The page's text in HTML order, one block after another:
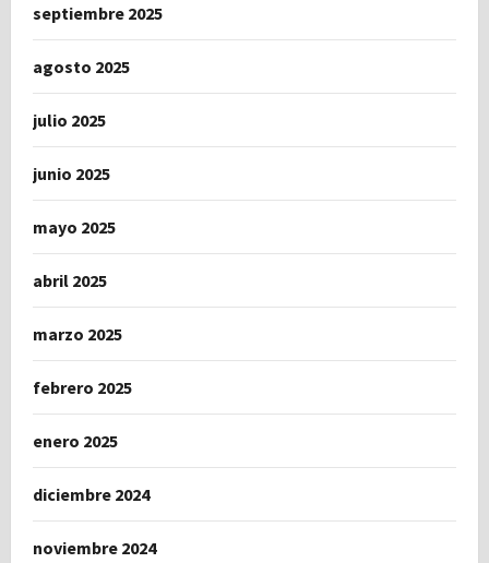
septiembre 2025
agosto 2025
julio 2025
junio 2025
mayo 2025
abril 2025
marzo 2025
febrero 2025
enero 2025
diciembre 2024
noviembre 2024